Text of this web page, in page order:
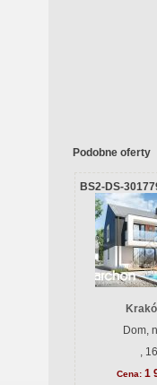
Podobne oferty
BS2-DS-
Dom,
,
Cena: 1